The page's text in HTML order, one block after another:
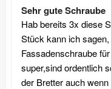
Sehr gute Schraube
Hab bereits 3x diese
Stück kann ich
Fassadenschraube
super,sind ordentlich
der Bretter auch